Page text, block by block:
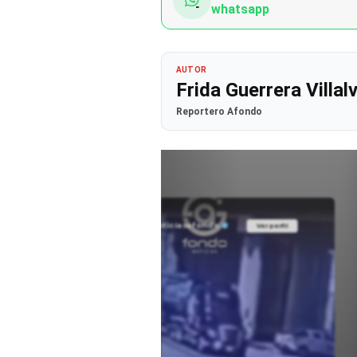
whatsapp
AUTOR
Frida Guerrera
Reportero Afondo
Ver perfil
@noticiasafondo Ver perfil